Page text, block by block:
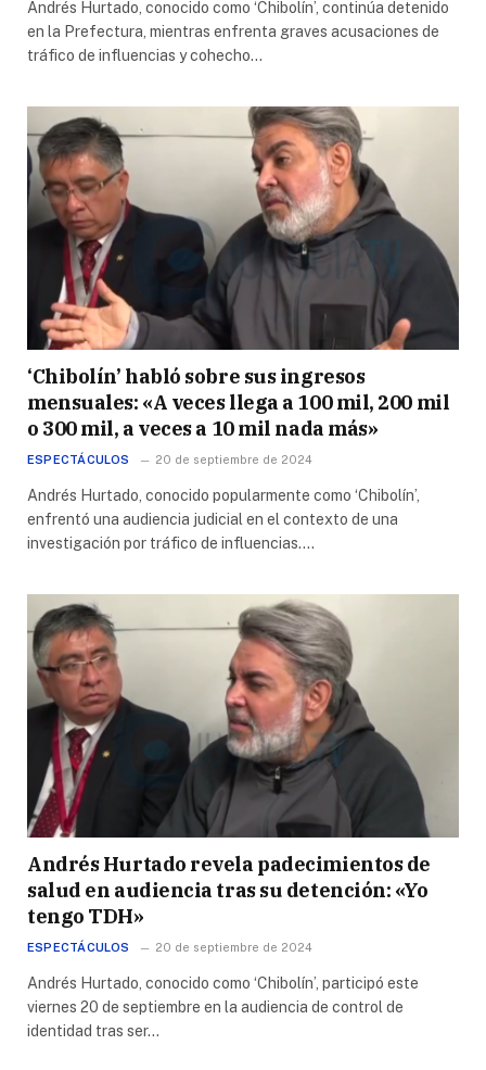
Andrés Hurtado, conocido como ‘Chibolín’, continúa detenido
en la Prefectura, mientras enfrenta graves acusaciones de
tráfico de influencias y cohecho…
‘Chibolín’ habló sobre sus ingresos
mensuales: «A veces llega a 100 mil, 200 mil
o 300 mil, a veces a 10 mil nada más»
ESPECTÁCULOS 20 de septiembre de 2024
Andrés Hurtado, conocido popularmente como ‘Chibolín’,
enfrentó una audiencia judicial en el contexto de una
investigación por tráfico de influencias.…
Andrés Hurtado revela padecimientos de
salud en audiencia tras su detención: «Yo
tengo TDH»
ESPECTÁCULOS 20 de septiembre de 2024
Andrés Hurtado, conocido como ‘Chibolín’, participó este
viernes 20 de septiembre en la audiencia de control de
identidad tras ser…